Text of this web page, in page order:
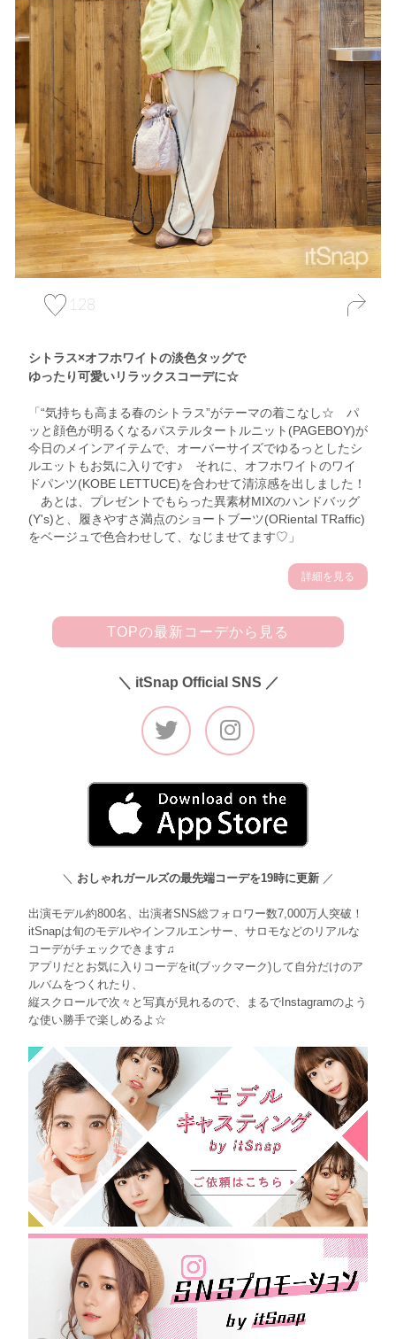
128
シトラス×オフホワイトの淡色タッグで
ゆったり可愛いリラックスコーデに☆
「“気持ちも高まる春のシトラス”がテーマの着こなし☆ パ
ッと顔色が明るくなるパステルタートルニット(PAGEBOY)が
今日のメインアイテムで、オーバーサイズでゆるっとしたシ
ルエットもお気に入りです♪ それに、オフホワイトのワイ
ドパンツ(KOBE LETTUCE)を合わせて清涼感を出しました！
あとは、プレゼントでもらった異素材MIXのハンドバッグ
(Y's)と、履きやすさ満点のショートブーツ(ORiental TRaffic)
をベージュで色合わせして、なじませてます♡」
詳細を見る
TOPの最新コーデから見る
＼ itSnap Official SNS ／
＼ おしゃれガールズの最先端コーデを19時に更新 ／
出演モデル約800名、出演者SNS総フォロワー数7,000万人突破！
itSnapは旬のモデルやインフルエンサー、サロモなどのリアルな
コーデがチェックできます♫
アプリだとお気に入りコーデをit(ブックマーク)して自分だけのア
ルバムをつくれたり、
縦スクロールで次々と写真が見れるので、まるでInstagramのよう
な使い勝手で楽しめるよ☆